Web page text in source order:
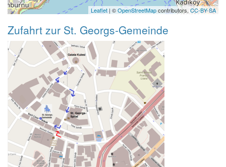
Leaflet | ©OpenStreetMapcontributors, CC-BY-SA
Zufahrt zur St. Georgs-Gemeinde